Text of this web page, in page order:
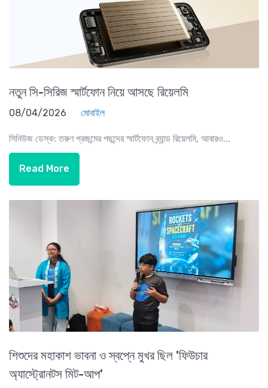
নতুন সি-সিরিজ স্মার্টফোন নিয়ে আসছে রিয়েলমি
08/04/2026 মোবাইল
সিনিউজ ডেস্ক: তরুণ প্রজন্মের পছন্দের স্মার্টফোন ব্র্যান্ড রিয়েলমি, আবারও...
Read More
শিশুদের মহাকাশ ভাবনা ও স্বপ্নে মুখর ছিল 'ফিউচার
অ্যাস্ট্রোনটস মিট-আপ'